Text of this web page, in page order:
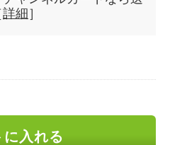
詳細 ］
に入れる